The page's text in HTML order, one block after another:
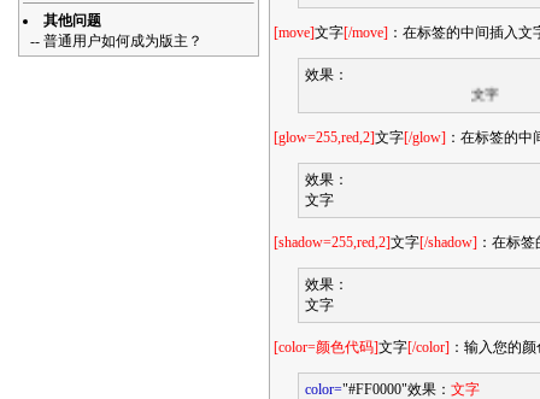
其他问题
-- 普通用户如何成为版主？ [move]文字[/move] ：在标签的中间插入
效果：
文字
[glow=255,red,2]文字[/glow] ：在标签的
效果：
文字
[shadow=255,red,2]文字[/shadow] ：在标
效果：
文字
[color=颜色代码]文字[/color] ：输入您的
color="#FF0000"效果： 文字